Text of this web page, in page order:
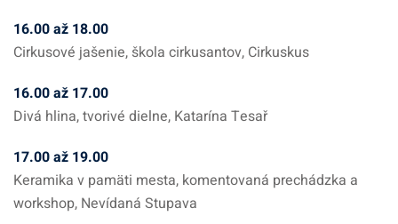
16.00 až 18.00
Cirkusové jašenie, škola cirkusantov, Cirkuskus
16.00 až 17.00
Divá hlina, tvorivé dielne, Katarína Tesař
17.00 až 19.00
Keramika v pamäti mesta, komentovaná prechádzka a
workshop, Nevídaná Stupava